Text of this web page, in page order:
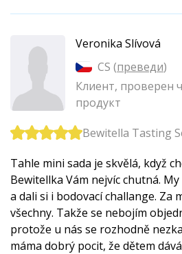
Veronika Slívová
CS (преведи)
Клиент, проверен
продукт
Bewitella Tasting
Tahle mini sada je skvělá, když
Bewitellka Vám nejvíc chutná.
a dali si i bodovací challange. Za
všechny. Takže se nebojím
protože u nás se rozhodně
máma dobrý pocit, že dětem